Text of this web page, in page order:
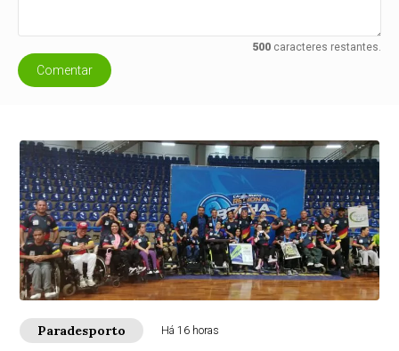
500caracteres restantes.
Comentar
Paradesporto Há 16 horas